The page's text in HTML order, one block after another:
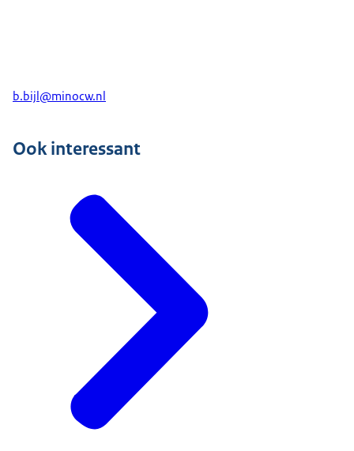
b.bijl@minocw.nl
Ook interessant